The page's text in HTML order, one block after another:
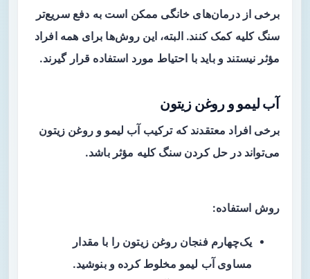
برخی از درمان‌های خانگی ممکن است به دفع سریع‌تر
سنگ کلیه کمک کنند. البته، این روش‌ها برای همه افراد
مؤثر نیستند و باید با احتیاط مورد استفاده قرار گیرند.
آب لیمو و روغن زیتون
برخی افراد معتقدند که ترکیب آب لیمو و روغن زیتون
می‌تواند در حل کردن سنگ کلیه مؤثر باشد.
روش استفاده:
یک‌چهارم فنجان روغن زیتون را با مقدار
مساوی آب لیمو مخلوط کرده و بنوشید.